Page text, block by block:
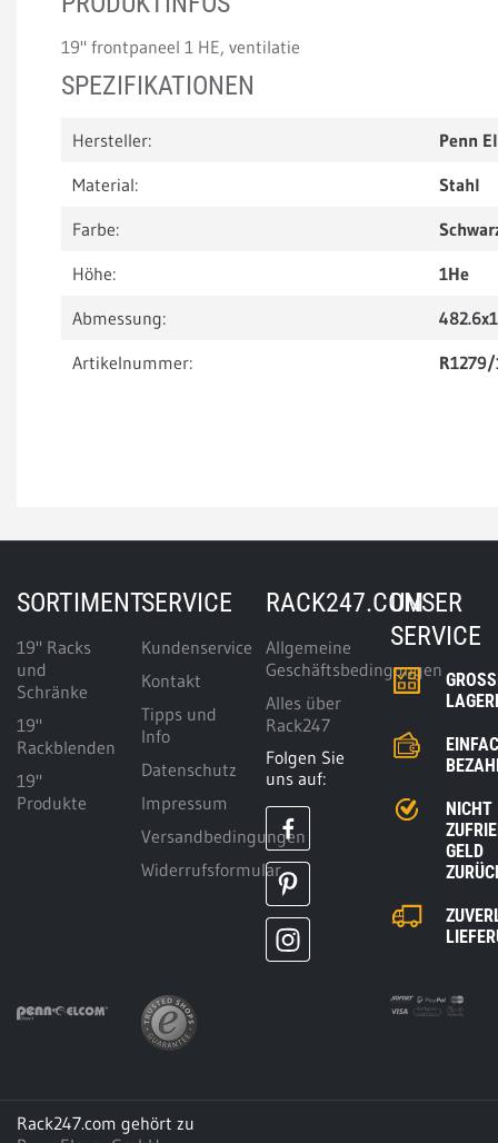
19" frontpaneel 1 HE, ventilatie
SPEZIFIKATIONEN
Hersteller:
Penn
Material:
Stahl
Farbe:
Höhe:
1He
Abmessung:
Artikelnummer:
SORTIMENT
19" Racks
und
Schränke
19"
Rackblenden
19"
Produkte
SERVICE
Kundenservice
Kontakt
Tipps und
Info
Datenschutz
Impressum
Versandbedingungen
Widerrufsformular
RACK247.COM
Allgemeine
Geschäftsbedingungen
Alles über
Rack247
Folgen Sie
uns auf:
UNSER
SERVICE
NICHT
GELD
Rack247.com gehört zu